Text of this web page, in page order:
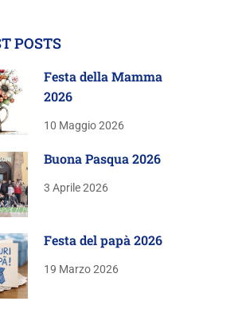
POSTS
Festa della Mamma
2026
10 Maggio 2026
Buona Pasqua 2026
3 Aprile 2026
Festa del papà 2026
19 Marzo 2026